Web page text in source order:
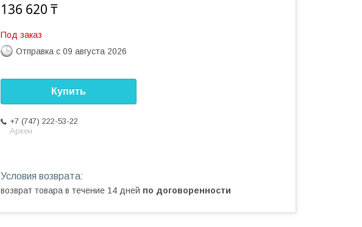
136 620 ₸
Под заказ
Отправка с 09 августа 2026
Купить
+7 (747) 222-53-22
Аркен
возврат товара в течение 14 дней по договоренности